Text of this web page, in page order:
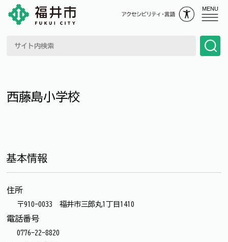
MENU
西藤島小学校
基本情報
住所
〒910-0033 福井市三郎丸1丁目1410
電話番号
0776-22-8820